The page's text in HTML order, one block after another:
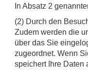
In Absatz 2
(2) Durch den
Zudem werden die
über das Sie
zugeordnet. Wenn
speichert Ihre Daten